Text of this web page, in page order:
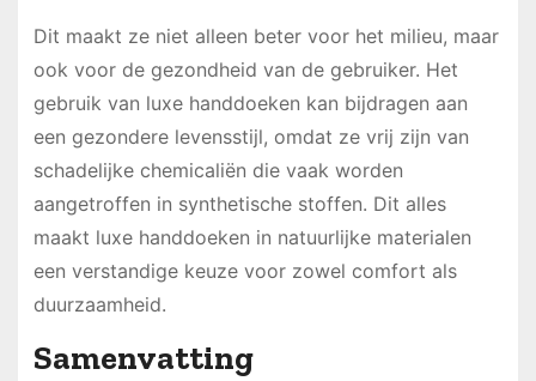
Dit maakt ze niet alleen beter voor het milieu, maar
ook voor de gezondheid van de gebruiker. Het
gebruik van luxe handdoeken kan bijdragen aan
een gezondere levensstijl, omdat ze vrij zijn van
schadelijke chemicaliën die vaak worden
aangetroffen in synthetische stoffen. Dit alles
maakt luxe handdoeken in natuurlijke materialen
een verstandige keuze voor zowel comfort als
duurzaamheid.
Samenvatting